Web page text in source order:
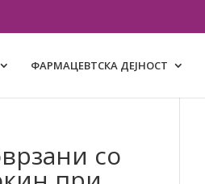
ФАРМАЦЕВТСКА ДЕЈНОСТ
со